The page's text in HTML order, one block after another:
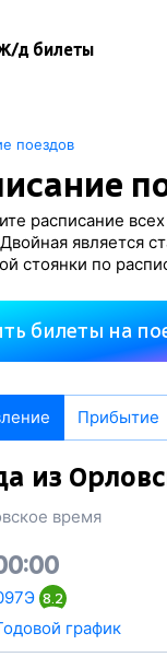
д билеты
поездов
расписание
является
стоянки по
билеты на
Прибытие
из
время
8.2
график